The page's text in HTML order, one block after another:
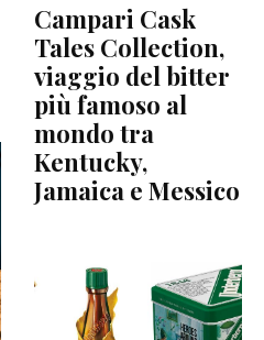
Campari Cask
Tales Collection,
viaggio del bitter
più famoso al
mondo tra
Kentucky,
Jamaica e Messico